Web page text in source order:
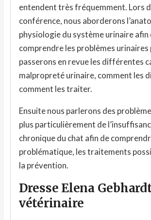
entendent très fréquemment. Lors
conférence, nous aborderons
physiologie du système urinaire afin
comprendre les problèmes urinaires
passerons en revue les différentes
malpropreté urinaire, comment les
comment les traiter.
Ensuite nous parlerons des
plus particulièrement de
chronique du chat afin de
problématique, les traitements
la prévention.
Dresse Elena
vétérinaire